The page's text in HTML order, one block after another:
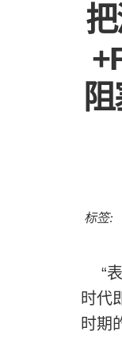
标签:
“表
时代
时期